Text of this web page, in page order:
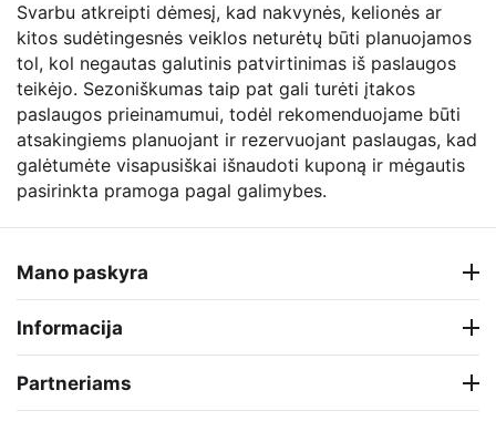
Svarbu atkreipti dėmesį, kad nakvynės, kelionės ar
kitos sudėtingesnės veiklos neturėtų būti planuojamos
tol, kol negautas galutinis patvirtinimas iš paslaugos
teikėjo. Sezoniškumas taip pat gali turėti įtakos
paslaugos prieinamumui, todėl rekomenduojame būti
atsakingiems planuojant ir rezervuojant paslaugas, kad
galėtumėte visapusiškai išnaudoti kuponą ir mėgautis
pasirinkta pramoga pagal galimybes.
Mano paskyra
Informacija
Partneriams